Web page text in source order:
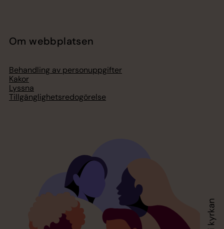
Om webbplatsen
Behandling av personuppgifter
Kakor
Lyssna
Tillgänglighetsredogörelse